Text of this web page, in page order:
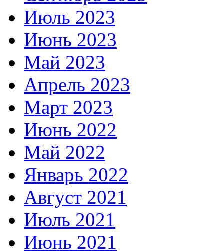
Июль 2023
Июнь 2023
Май 2023
Апрель 2023
Март 2023
Июнь 2022
Май 2022
Январь 2022
Август 2021
Июль 2021
Июнь 2021